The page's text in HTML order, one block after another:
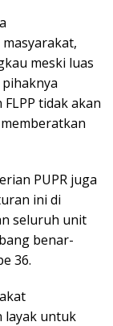
meski luas
tidak akan
PUPR juga
ini di
seluruh unit
benar-
36.
layak untuk